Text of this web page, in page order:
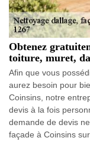
Obtenez
toiture, muret,
Afin que vous
aurez besoin pour
Coinsins, notre
devis à la fois
demande de devis
façade à Coinsins